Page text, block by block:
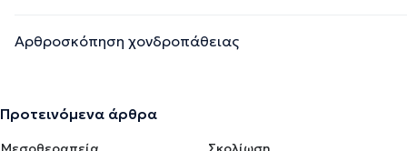
Αρθροσκόπηση χονδροπάθειας
Προτεινόμενα άρθρα